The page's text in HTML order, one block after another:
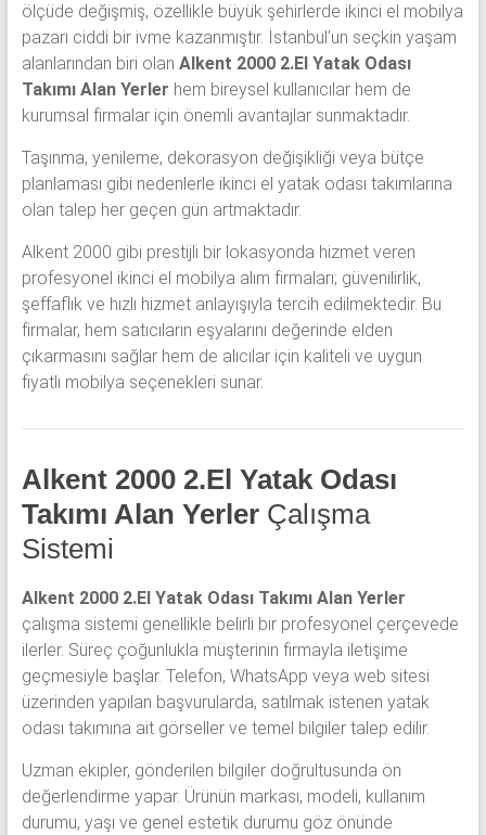
ölçüde değişmiş, özellikle büyük şehirlerde ikinci el mobilya
pazarı ciddi bir ivme kazanmıştır. İstanbul’un seçkin yaşam
alanlarından biri olan Alkent 2000 2.El Yatak Odası
Takımı Alan Yerler hem bireysel kullanıcılar hem de
kurumsal firmalar için önemli avantajlar sunmaktadır.
Taşınma, yenileme, dekorasyon değişikliği veya bütçe
planlaması gibi nedenlerle ikinci el yatak odası takımlarına
olan talep her geçen gün artmaktadır.
Alkent 2000 gibi prestijli bir lokasyonda hizmet veren
profesyonel ikinci el mobilya alım firmaları; güvenilirlik,
şeffaflık ve hızlı hizmet anlayışıyla tercih edilmektedir. Bu
firmalar, hem satıcıların eşyalarını değerinde elden
çıkarmasını sağlar hem de alıcılar için kaliteli ve uygun
fiyatlı mobilya seçenekleri sunar.
Alkent 2000 2.El Yatak Odası
Takımı Alan YerlerÇalışma
Sistemi
Alkent 2000 2.El Yatak Odası Takımı Alan Yerler
çalışma sistemi genellikle belirli bir profesyonel çerçevede
ilerler. Süreç çoğunlukla müşterinin firmayla iletişime
geçmesiyle başlar. Telefon, WhatsApp veya web sitesi
üzerinden yapılan başvurularda, satılmak istenen yatak
odası takımına ait görseller ve temel bilgiler talep edilir.
Uzman ekipler, gönderilen bilgiler doğrultusunda ön
değerlendirme yapar. Ürünün markası, modeli, kullanım
durumu, yaşı ve genel estetik durumu göz önünde